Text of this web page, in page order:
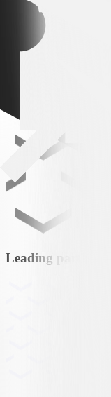
Alle Nachrichten
Leading partner